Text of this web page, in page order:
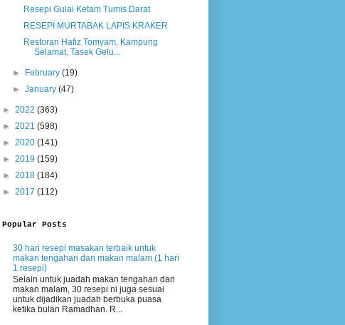
Resepi Gulai Ketam Tumis Darat
RESEPI MURTABAK LAPIS KRAKER
Restoran Hafiz Tomyam, Kampung
Selamat, Tasek Gelu...
► February(19)
►January(47)
► 2022 (363)
► 2021 (598)
► 2020 (141)
► 2019 (159)
► 2018 (184)
► 2017 (112)
Popular Posts
30 hari resepi masakan terbaik untuk
makan tengahari dan makan malam (1 hari
1 resepi)
Selain untuk juadah makan tengahari dan
makan malam, 30 resepi ni juga sesuai
untuk dijadikan juadah berbuka puasa
ketika bulan Ramadhan. R...